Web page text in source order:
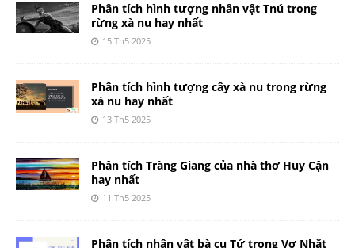
Phân tích hình tượng nhân vật Tnú trong
rừng xà nu hay nhất
15 Th5 2025
Phân tích hình tượng cây xà nu trong rừng
xà nu hay nhất
13 Th5 2025
Phân tích Tràng Giang của nhà thơ Huy Cận
hay nhất
11 Th5 2025
Phân tích nhân vật bà cụ Tứ trong Vợ Nhặt